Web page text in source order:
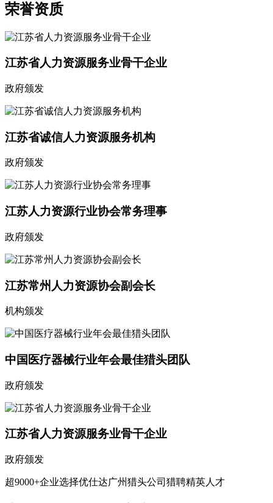
荣誉资质
江苏省人力资源服务业骨干企业
政府颁发
江苏省诚信人力资源服务机构
政府颁发
江苏人力资源行业协会常务理事
政府颁发
江苏常州人力资源协会副会长
机构颁发
中国医疗器械行业年会最佳猎头团队
政府颁发
江苏省人力资源服务业骨干企业
政府颁发
超9000+企业选择优仕达广州猎头公司猎聘精英人才